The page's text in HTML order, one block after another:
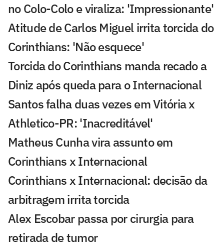
no Colo-Colo e viraliza: 'Impressionante'
Atitude de Carlos Miguel irrita torcida do
Corinthians: 'Não esquece'
Torcida do Corinthians manda recado a
Diniz após queda para o Internacional
Santos falha duas vezes em Vitória x
Athletico-PR: 'Inacreditável'
Matheus Cunha vira assunto em
Corinthians x Internacional
Corinthians x Internacional: decisão da
arbitragem irrita torcida
Alex Escobar passa por cirurgia para
retirada de tumor